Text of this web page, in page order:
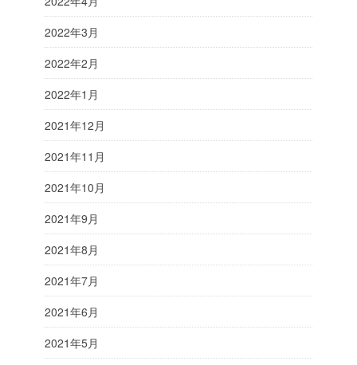
2022年3月
2022年2月
2022年1月
2021年12月
2021年11月
2021年10月
2021年9月
2021年8月
2021年7月
2021年6月
2021年5月